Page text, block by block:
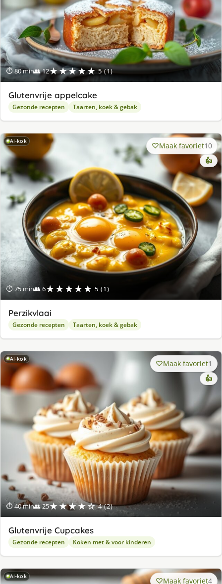
⏱ 80 min👥 12★★★★★ 5 (1)
Glutenvrije appelcake
Gezonde recepten Taarten, koek & gebak
AI-kok
⏱ 75 min👥 6★★★★★ 5 (1)
Maak favoriet10
👍
Perzikvlaai
Gezonde recepten Taarten, koek & gebak
AI-kok
⏱ 40 min👥 25★★★★☆ 4 (2)
Maak favoriet1
👍
Glutenvrije Cupcakes
Gezonde recepten Koken met & voor kinderen
AI-kok Maak favoriet4